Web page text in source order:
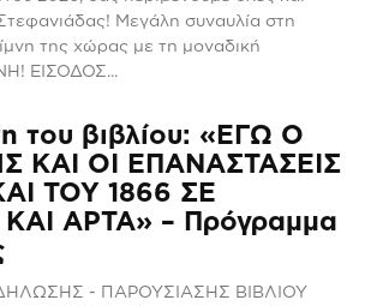
συναυλία στη
της χώρας με τη μοναδική
ΜΑΤΟΥΛΑ ΖΑΜΑΝΗ! ΕΙΣΟΔΟΣ...
του βιβλίου: «ΕΓΩ Ο
ΚΑΙ ΟΙ ΕΠΑΝΑΣΤΑΣΕΙΣ
ΤΟΥ 1866 ΣΕ
ΑΡΤΑ» – Πρόγραμμα
- ΠΑΡΟΥΣΙΑΣΗΣ ΒΙΒΛΙΟΥ